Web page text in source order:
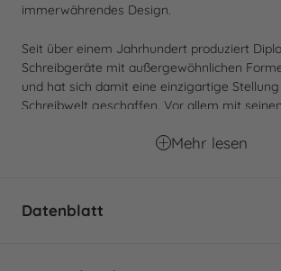
immerwährendes Design.
Seit über einem Jahrhundert produziert
Schreibgeräte mit außergewöhnlichen
und hat sich damit eine einzigartige
Schreibwelt geschaffen. Vor allem mit
Design des Excellence A2 Kugelschreibers,
klassischen Stil in jede Epoche passt. Durch
Mehr lesen
Datenblatt